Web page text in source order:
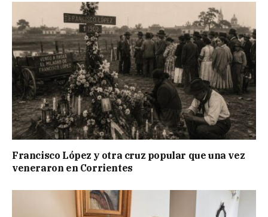
Francisco López y otra cruz popular que una vez
veneraron en Corrientes